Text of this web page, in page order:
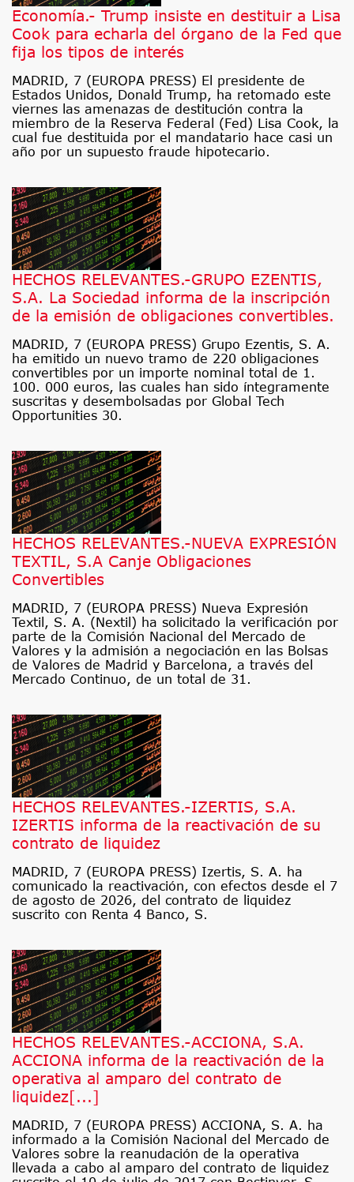
Economía.- Trump insiste en destituir a Lisa
Cook para echarla del órgano de la Fed que
fija los tipos de interés
MADRID, 7 (EUROPA PRESS) El presidente de
Estados Unidos, Donald Trump, ha retomado este
viernes las amenazas de destitución contra la
miembro de la Reserva Federal (Fed) Lisa Cook, la
cual fue destituida por el mandatario hace casi un
año por un supuesto fraude hipotecario.
HECHOS RELEVANTES.-GRUPO EZENTIS,
S.A. La Sociedad informa de la inscripción
de la emisión de obligaciones convertibles.
MADRID, 7 (EUROPA PRESS) Grupo Ezentis, S. A.
ha emitido un nuevo tramo de 220 obligaciones
convertibles por un importe nominal total de 1.
100. 000 euros, las cuales han sido íntegramente
suscritas y desembolsadas por Global Tech
Opportunities 30.
HECHOS RELEVANTES.-NUEVA EXPRESIÓN
TEXTIL, S.A Canje Obligaciones
Convertibles
MADRID, 7 (EUROPA PRESS) Nueva Expresión
Textil, S. A. (Nextil) ha solicitado la verificación por
parte de la Comisión Nacional del Mercado de
Valores y la admisión a negociación en las Bolsas
de Valores de Madrid y Barcelona, a través del
Mercado Continuo, de un total de 31.
HECHOS RELEVANTES.-IZERTIS, S.A.
IZERTIS informa de la reactivación de su
contrato de liquidez
MADRID, 7 (EUROPA PRESS) Izertis, S. A. ha
comunicado la reactivación, con efectos desde el 7
de agosto de 2026, del contrato de liquidez
suscrito con Renta 4 Banco, S.
HECHOS RELEVANTES.-ACCIONA, S.A.
ACCIONA informa de la reactivación de la
operativa al amparo del contrato de
liquidez[...]
MADRID, 7 (EUROPA PRESS) ACCIONA, S. A. ha
informado a la Comisión Nacional del Mercado de
Valores sobre la reanudación de la operativa
llevada a cabo al amparo del contrato de liquidez